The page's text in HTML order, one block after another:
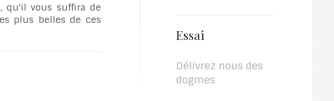
Essai
Délivrez nous des
dogmes
qu'il vous suffira de
plus belles de ces